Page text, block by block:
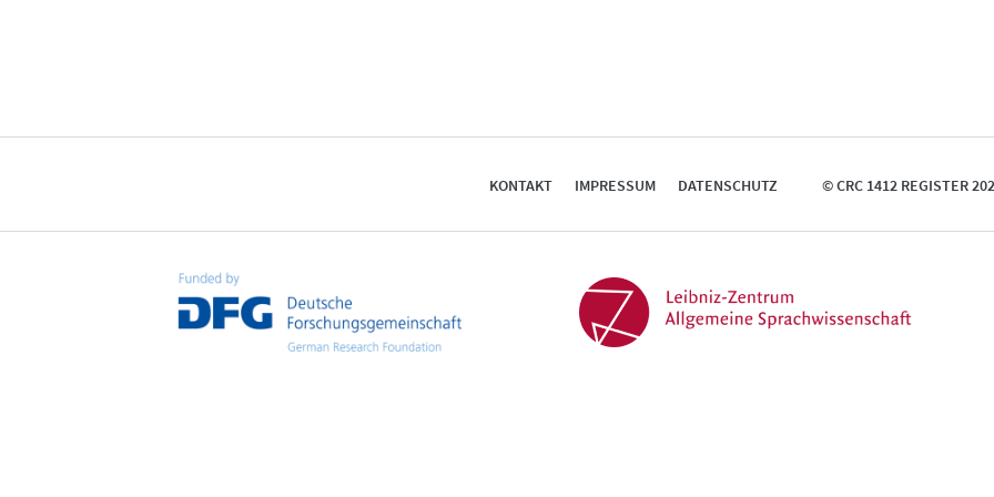
KONTAKT IMPRESSUM DATENSCHUTZ © CRC 1412 REGISTER